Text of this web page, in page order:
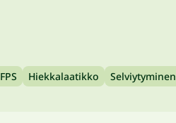
FPS Hiekkalaatikko Selviytyminen